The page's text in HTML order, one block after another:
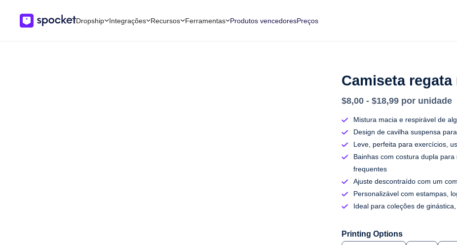
Dropship Integrações Recursos Ferramentas Produtos vencedoresPreços
Camiseta
$8,00 - $18,99 por unidade
Mistura macia e respirável de
Design de cavilha suspensa
Leve, perfeita para exercícios,
Bainhas com costura dupla
frequentes
Ajuste descontraído com um
Personalizável com estampas,
Ideal para coleções de
Printing Options